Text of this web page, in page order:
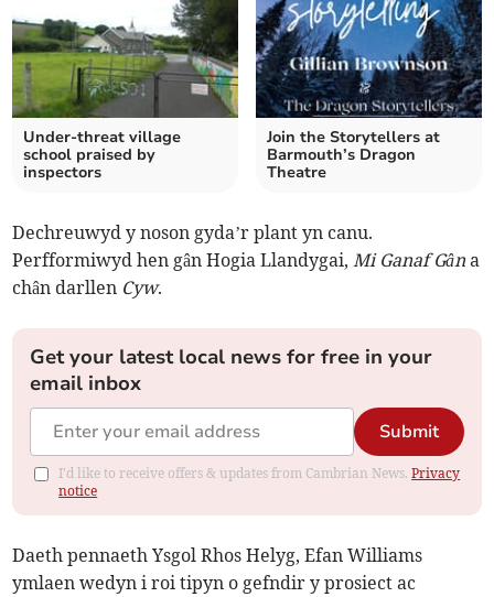
Under-threat village
school praised by
inspectors
Join the Storytellers at
Barmouth’s Dragon
Theatre
Dechreuwyd y noson gyda’r plant yn canu.
Perfformiwyd hen gân Hogia Llandygai, Mi Ganaf Gâna
chân darllen Cyw.
Get your latest local news for free in your
email inbox
Submit
I'd like to receive offers & updates from Cambrian News.Privacy
notice
Daeth pennaeth Ysgol Rhos Helyg, Efan Williams
ymlaen wedyn i roi tipyn o gefndir y prosiect ac